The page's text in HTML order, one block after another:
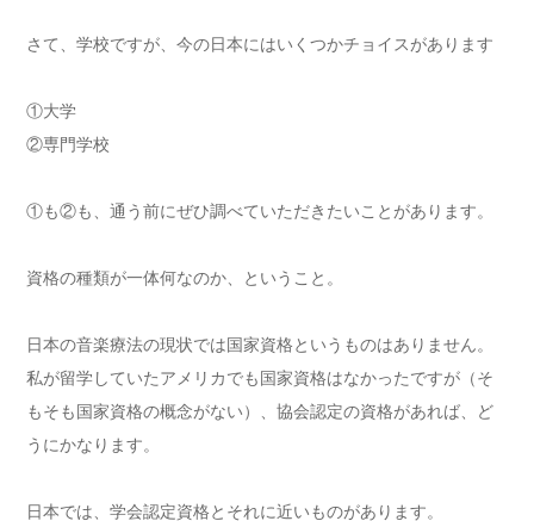
さて、学校ですが、今の日本にはいくつかチョイスがあります
①大学
②専門学校
①も②も、通う前にぜひ調べていただきたいことがあります。
資格の種類が一体何なのか、ということ。
日本の音楽療法の現状では国家資格というものはありません。
私が留学していたアメリカでも国家資格はなかったですが（そ
もそも国家資格の概念がない）、協会認定の資格があれば、ど
うにかなります。
日本では、学会認定資格とそれに近いものがあります。